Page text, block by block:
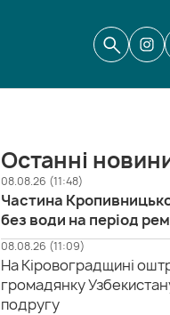
Останні
08.08.26 (11:48)
Частина
без води на період
08.08.26 (11:09)
На Кіровоградщині
громадянку
подругу